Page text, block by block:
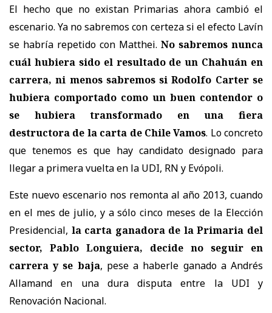
El hecho que no existan Primarias ahora cambió el
escenario. Ya no sabremos con certeza si el efecto Lavín
se habría repetido con Matthei. No sabremos nunca
cuál hubiera sido el resultado de un Chahuán en
carrera, ni menos sabremos si Rodolfo Carter se
hubiera comportado como un buen contendor o
se hubiera transformado en una fiera
destructora de la carta de Chile Vamos. Lo concreto
que tenemos es que hay candidato designado para
llegar a primera vuelta en la UDI, RN y Evópoli.
Este nuevo escenario nos remonta al año 2013, cuando
en el mes de julio, y a sólo cinco meses de la Elección
Presidencial, la carta ganadora de la Primaria del
sector, Pablo Longuiera, decide no seguir en
carrera y se baja, pese a haberle ganado a Andrés
Allamand en una dura disputa entre la UDI y
Renovación Nacional.